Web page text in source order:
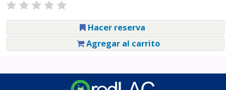
Hacer reserva
Agregar al carrito